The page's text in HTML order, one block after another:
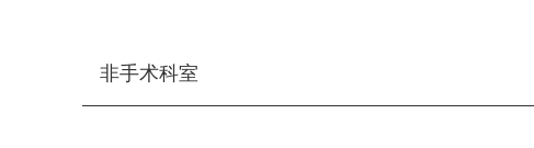
非手术科室